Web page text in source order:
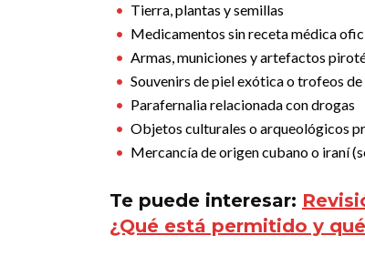
Tierra, plantas y semillas
Medicamentos sin receta médica
Armas, municiones y artefactos
Souvenirs de piel exótica o trofeos de
Parafernalia relacionada con drogas
Objetos culturales o arqueológicos
Mercancía de origen cubano o iraní
Te puede interesar:
¿Qué está permitido y